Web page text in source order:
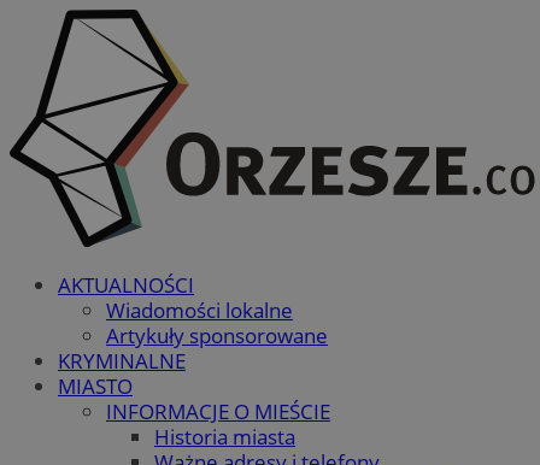
AKTUALNOŚCI
Wiadomości lokalne
Artykuły sponsorowane
KRYMINALNE
MIASTO
INFORMACJE O MIEŚCIE
Historia miasta